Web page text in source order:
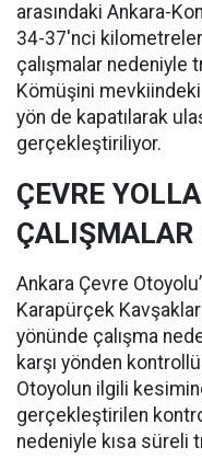
arasındaki Ankara-
34-37'nci kilometreler
çalışmalar nedeniyle
Kömüşini
yön de kapatılarak
gerçekleştiriliyor.
ÇEVRE
ÇALIŞMALAR
Ankara Çevre
Karapürçek
yönünde çalışma
karşı yönden
Otoyolun ilgili
gerçekleştirilen
nedeniyle kısa süreli